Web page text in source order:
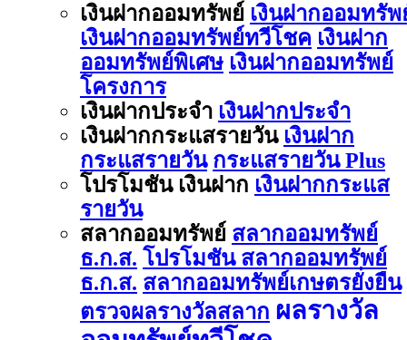
เงินฝากออมทรัพย์ เงินฝากออมทรัพ
เงินฝากออมทรัพย์ทวีโชค เงินฝาก
ออมทรัพย์พิเศษ เงินฝากออมทรัพย์
โครงการ
เงินฝากประจำ เงินฝากประจำ
เงินฝากกระแสรายวัน เงินฝาก
กระแสรายวัน กระแสรายวัน Plus
โปรโมชัน เงินฝาก เงินฝากกระแส
รายวัน
สลากออมทรัพย์ สลากออมทรัพย์
ธ.ก.ส. โปรโมชัน สลากออมทรัพย์
ธ.ก.ส. สลากออมทรัพย์เกษตรยั่งยืน
ตรวจผลรางวัลสลาก ผลรางวัล